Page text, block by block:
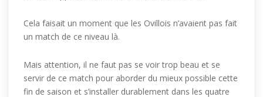
Cela faisait un moment que les Ovillois n’avaient pas fait
un match de ce niveau là.
Mais attention, il ne faut pas se voir trop beau et se
servir de ce match pour aborder du mieux possible cette
fin de saison et s’installer durablement dans les quatre